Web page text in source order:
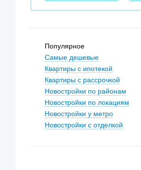
Популярное
Самые дешевые
Квартиры с ипотекой
Квартиры с рассрочкой
Новостройки по районам
Новостройки по локациям
Новостройки у метро
Новостройки с отделкой